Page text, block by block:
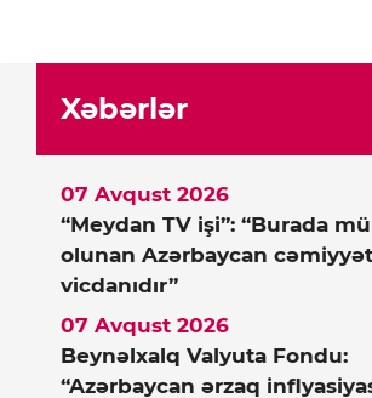
Xəbərlər
“Meydan TV işi”: “Burada
olunan Azərbaycan
vicdanıdır”
07 Avqust 2026
Beynəlxalq Valyuta Fondu:
“Azərbaycan ərzaq
07 Avqust 2026